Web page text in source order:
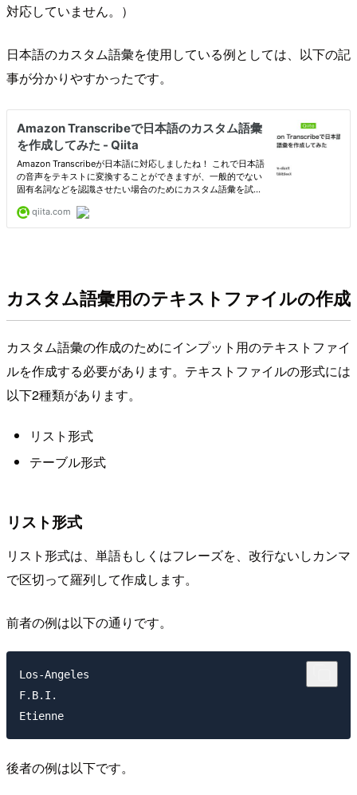
対応していません。）
日本語のカスタム語彙を使用している例としては、以下の記
事が分かりやすかったです。
カスタム語彙用のテキストファイルの作成
カスタム語彙の作成のためにインプット用のテキストファイ
ルを作成する必要があります。テキストファイルの形式には
以下2種類があります。
リスト形式
テーブル形式
リスト形式
リスト形式は、単語もしくはフレーズを、改行ないしカンマ
で区切って羅列して作成します。
前者の例は以下の通りです。
Los-Angeles
F.B.I.
後者の例は以下です。